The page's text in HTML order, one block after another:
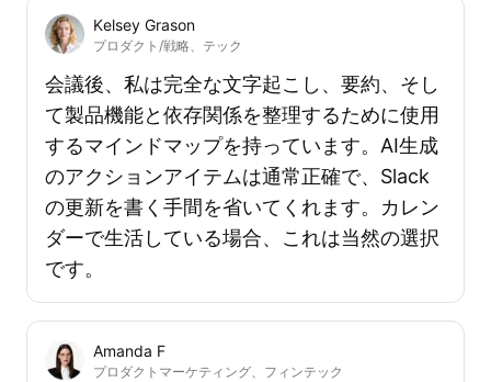
Kelsey Grason
プロダクト/戦略、テック
会議後、私は完全な文字起こし、要約、そし
て製品機能と依存関係を整理するために使用
するマインドマップを持っています。AI生成
のアクションアイテムは通常正確で、Slack
の更新を書く手間を省いてくれます。カレン
ダーで生活している場合、これは当然の選択
です。
Amanda F
プロダクトマーケティング、フィンテック